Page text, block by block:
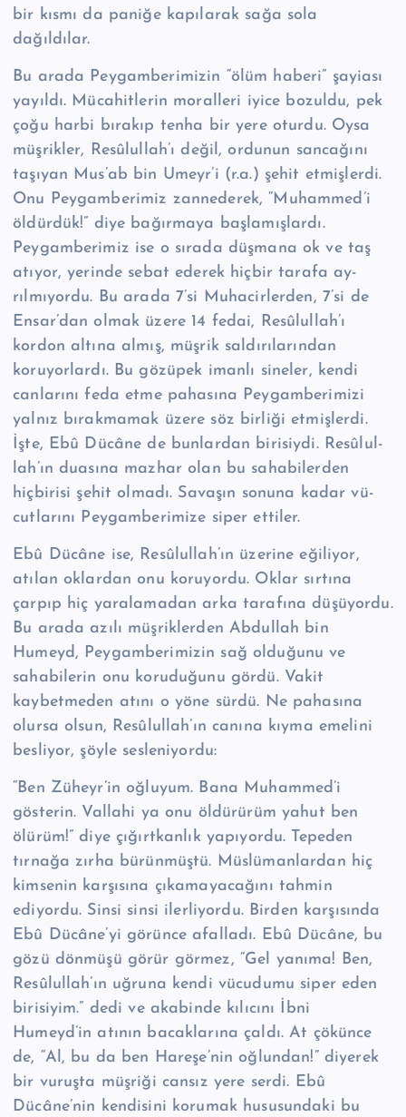
bir kısmı da paniğe kapılarak sağa sola
dağıldılar.
Bu arada Peygamberimizin “ölüm haberi” şayiası
yayıldı. Mücahitlerin mo­ralleri iyice bozuldu, pek
çoğu harbi bırakıp tenha bir yere oturdu. Oysa
müşrik­ler, Re­sû­lul­lah’ı değil, ordunun sancağını
taşıyan Mus’ab bin Umeyr’i (r.a.) şehit etmişlerdi.
Onu Peygamberimiz zannederek, “Muhammed’i
öldürdük!” diye ba­ğırmaya başlamışlardı.
Peygamberimiz ise o sırada düşmana ok ve taş
atıyor, yerinde sebat ederek hiçbir tarafa ay­
rılmıyordu. Bu arada 7’si Muhacirler­den, 7’si de
Ensar’dan olmak üzere 14 fedai, Re­­sû­lul­lah’ı
kordon altına al­mış, müşrik saldırılarından
koruyorlardı. Bu gözüpek imanlı sineler, kendi
can­larını feda etme pahasına Peygamberimizi
yalnız bırakmamak üzere söz birliği etmişlerdi.
İşte, Ebû Dücâne de bunlardan birisiydi. Re­sû­lul­
lah’ın dua­sına mazhar olan bu sahabilerden
hiçbirisi şehit olmadı. Savaşın sonuna kadar vü­
cut­la­rı­nı Peygamberimize siper ettiler.
Ebû Dücâne ise, Re­sû­lul­lah’ın üzerine eğiliyor,
atılan oklardan onu koruyor­du. Oklar sırtına
çarpıp hiç yaralamadan arka tarafına düşüyordu.
Bu arada azılı müşriklerden Abdullah bin
Humeyd, Peygamberimizin sağ olduğunu ve
sahabilerin onu koruduğunu gördü. Vakit
kaybetmeden atını o yöne sürdü. Ne pa­hasına
olursa olsun, Re­sû­lul­lah’ın canına kıyma emelini
besliyor, şöyle sesleni­yordu:
“Ben Züheyr’in oğluyum. Bana Muhammed’i
gösterin. Vallahi ya onu öldürürüm yahut ben
ölürüm!” diye çığırtkanlık yapıyordu. Tepeden
tırnağa zırha bürünmüştü. Müslümanlardan hiç
kimsenin karşısına çıkamayacağını tahmin
ediyordu. Sinsi sinsi ilerliyordu. Birden karşısında
Ebû Dücâne’yi görünce afal­ladı. Ebû Dücâne, bu
gözü dönmüşü görür görmez, “Gel yanıma! Ben,
Re­sû­lul­lah’ın uğruna kendi vücudumu siper eden
birisiyim.” dedi ve akabinde kılıcını İbni
Humeyd’in atının bacaklarına çaldı. At çökünce
de, “Al, bu da ben Hareşe’nin oğlundan!” diyerek
bir vuruşta müşriği cansız yere serdi. Ebû
Dücâne’nin kendi­sini korumak hususundaki bu